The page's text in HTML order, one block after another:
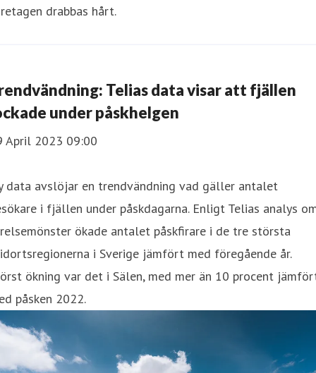
drabbas hårt.
Telias data visar att fjällen
under påskhelgen
April 2023 09:00
data avslöjar en trendvändning vad gäller antalet
i fjällen under påskdagarna. Enligt Telias analys
ökade antalet påskfirare i de tre största
i Sverige jämfört med föregående år.
ökning var det i Sälen, med mer än 10 procent
påsken 2022.